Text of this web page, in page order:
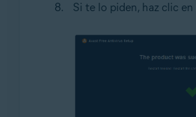
Si te lo piden, haz clic en